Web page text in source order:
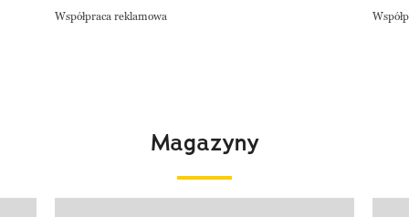
Współpraca reklamowa
Magazyny